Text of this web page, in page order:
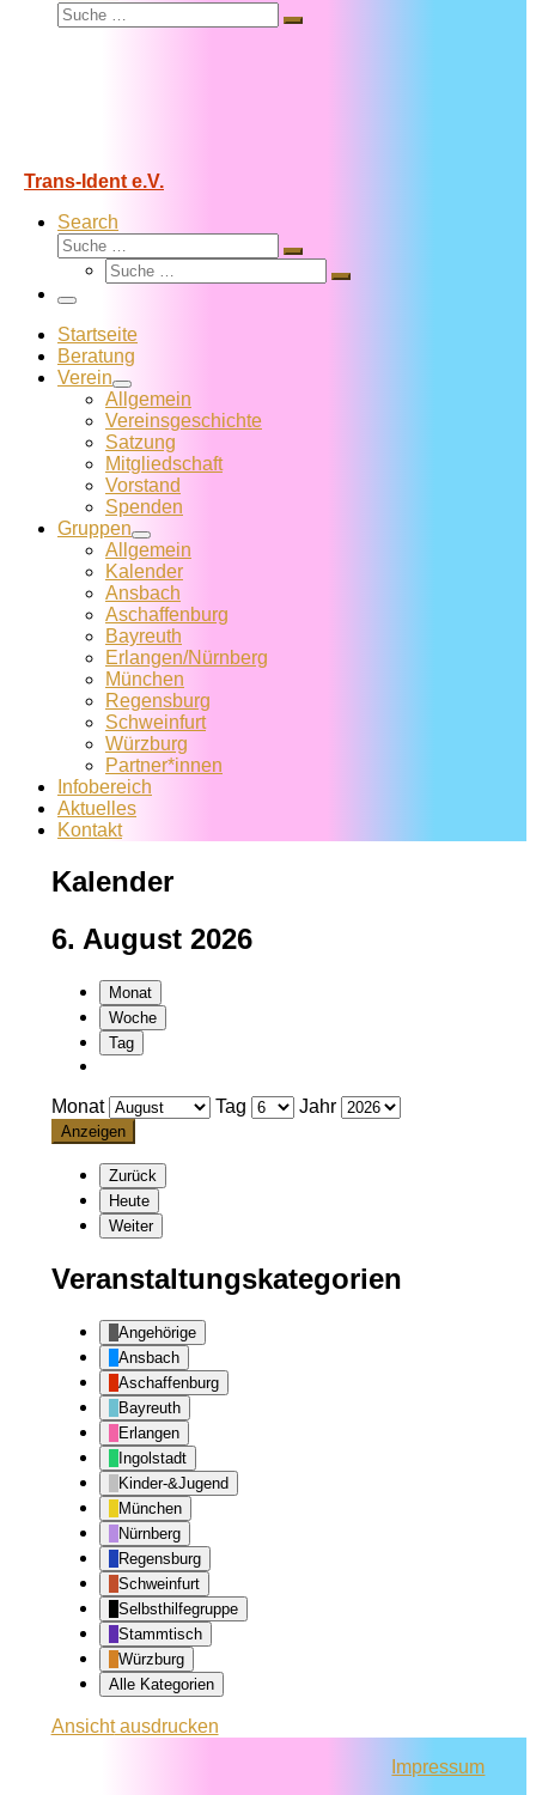
Suche
Suche
Trans-Ident e.V.
Search
Suche
Suche
Suche
Suche
Menü
Startseite
Beratung
Verein
Allgemein
Vereins­geschichte
Satzung
Mitglied­schaft
Vorstand
Spenden
Gruppen
Allgemein
Kalender
Ansbach
Aschaffenburg
Bayreuth
Erlangen/Nürnberg
München
Regensburg
Schweinfurt
Würzburg
Partner*innen
Infobereich
Aktuelles
Kontakt
Kalender
6. August 2026
Monat
Woche
Tag
Monat Tag Jahr
Zurück
Heute
Weiter
Veranstaltungskategorien
Angehörige
Ansbach
Aschaffenburg
Bayreuth
Erlangen
Ingolstadt
Kinder-&Jugend
München
Nürnberg
Regensburg
Schweinfurt
Selbsthilfegruppe
Stammtisch
Würzburg
Alle Kategorien
Ansichtausdrucken
Impressum